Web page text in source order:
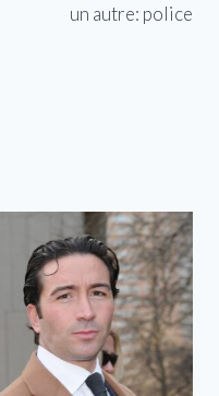
un autre: police